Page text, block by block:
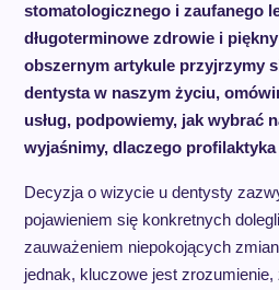
stomatologicznego i zaufanego
długoterminowe zdrowie i
obszernym artykule przyjrzymy
dentysta w naszym życiu,
usług, podpowiemy, jak wybrać
wyjaśnimy, dlaczego
Decyzja o wizycie u dentysty
pojawieniem się konkretnych
zauważeniem niepokojących
jednak, kluczowe jest